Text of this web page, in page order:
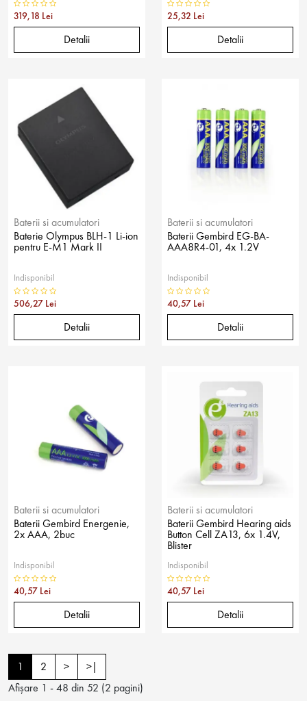
319,18 Lei
Detalii
25,32 Lei
Detalii
Baterii si acumulatori
Baterie Olympus BLH-1 Li-ion
pentru E-M1 Mark II
Indisponibil
506,27 Lei
Detalii
Baterii si acumulatori
Baterii Gembird EG-BA-
AAA8R4-01, 4x 1.2V
Indisponibil
40,57 Lei
Detalii
Baterii si acumulatori
Baterii Gembird Energenie,
2x AAA, 2buc
Indisponibil
40,57 Lei
Detalii
Baterii si acumulatori
Baterii Gembird Hearing aids
Button Cell ZA13, 6x 1.4V,
Blister
Indisponibil
40,57 Lei
Detalii
1 2 >
>|
Afişare 1 - 48 din 52 (2 pagini)